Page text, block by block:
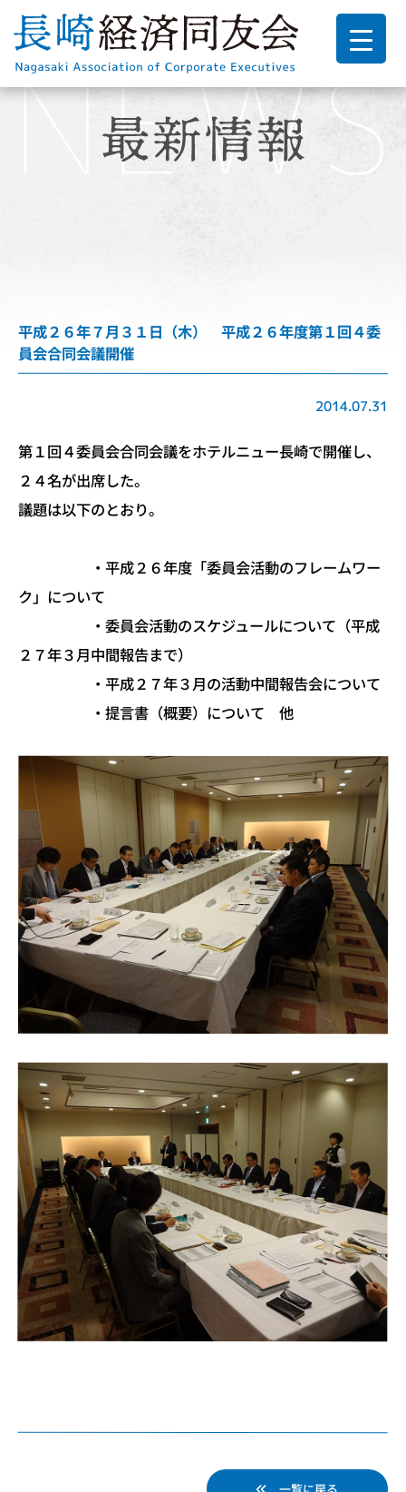
平成２６年７月３１日（木） 平成２６年度第１回４委
員会合同会議開催
2014.07.31
第１回４委員会合同会議をホテルニュー長崎で開催し、
２４名が出席した。
議題は以下のとおり。
・平成２６年度「委員会活動のフレームワー
ク」について
・委員会活動のスケジュールについて（平成
２７年３月中間報告まで）
・平成２７年３月の活動中間報告会について
・提言書（概要）について 他